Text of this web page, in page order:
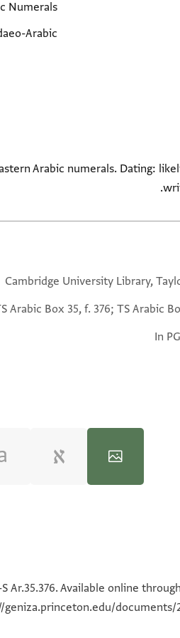
Numerals
Arabic
Arabic numerals. Dating:
Cambridge University Library,
Arabic Box 35, f. 376; TS Arabic
In
100%
100%
Ar.35.376. Available online
geniza.princeton.edu/documents/